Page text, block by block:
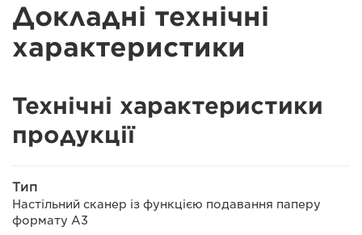
Докладні технічні
характеристики
Технічні характеристики
продукції
Тип
Настільний сканер із функцією подавання паперу
формату A3